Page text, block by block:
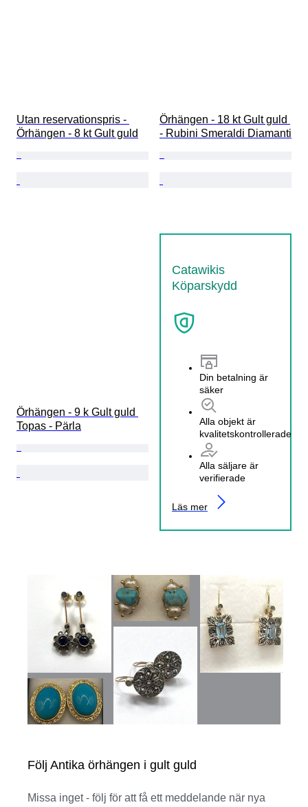
Utan reservationspris -
Örhängen - 8 kt Gult guld
Örhängen - 18 kt Gult guld
- Rubini Smeraldi Diamanti
Örhängen - 9 k Gult guld
Topas - Pärla
Catawikis
Köparskydd
Din betalning är
säker
Alla objekt är
kvalitetskontrollerade
Alla säljare är
verifierade
Läs mer
Följ Antika örhängen i gult guld
Missa inget - följ för att få ett meddelande när nya